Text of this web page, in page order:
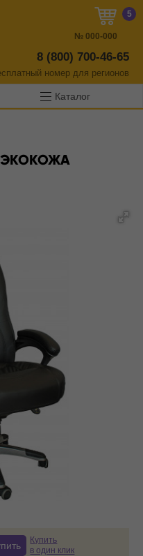
8 (800) 700-46-65
номер для регионов
5
№ 000-000
Каталог
ЭКОКОЖА
Купить
в один клик